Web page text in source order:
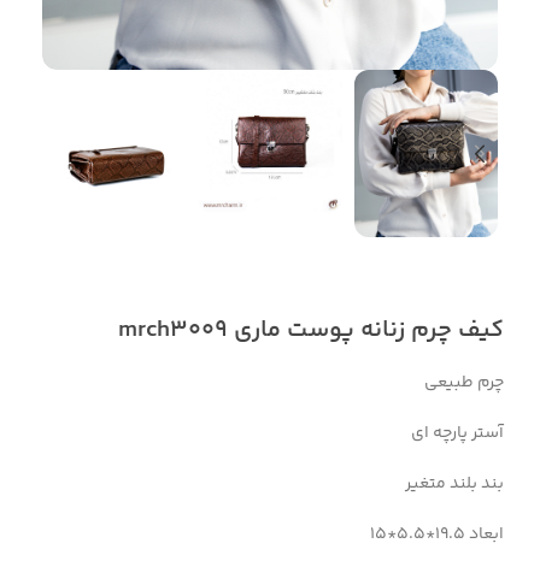
کیف چرم زنانه پوست ماری mrch3009
چرم طبیعی
آستر پارچه ای
بند بلند متغیر
ابعاد 19.5*5.5*15